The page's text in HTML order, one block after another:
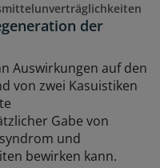
der
Auswirkungen auf den
von zwei Kasuistiken
Gabe von
und
bewirken kann.